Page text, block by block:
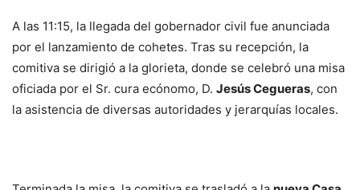
A las 11:15, la llegada del gobernador civil fue anunciada
por el lanzamiento de cohetes. Tras su recepción, la
comitiva se dirigió a la glorieta, donde se celebró una misa
oficiada por el Sr. cura ecónomo, D. Jesús Cegueras, con
la asistencia de diversas autoridades y jerarquías locales.